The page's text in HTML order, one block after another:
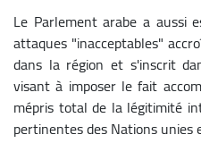
Le Parlement arabe a aussi
attaques "inacceptables"
dans la région et s'inscrit
visant à imposer le fait
mépris total de la légitimité
pertinentes des Nations unies